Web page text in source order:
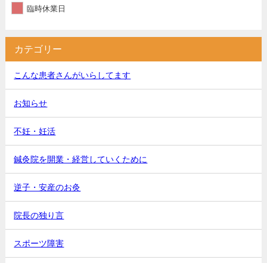
臨時休業日
カテゴリー
こんな患者さんがいらしてます
お知らせ
不妊・妊活
鍼灸院を開業・経営していくために
逆子・安産のお灸
院長の独り言
スポーツ障害